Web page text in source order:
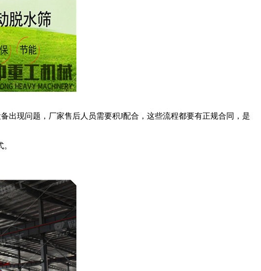
出现问题，厂家售后人员需要积J配合，这些流程都要有正规合同，是